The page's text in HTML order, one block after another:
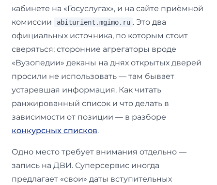
кабинете на «Госуслугах», и на сайте приёмной
комиссии
abiturient.mgimo.ru . Это два
официальных источника, по которым стоит
сверяться; сторонние агрегаторы вроде
«Вузопедии» деканы на днях открытых дверей
просили не использовать — там бывает
устаревшая информация. Как читать
ранжированный список и что делать в
зависимости от позиции — в разборе
конкурсных списков.
Одно место требует внимания отдельно —
запись на ДВИ. Суперсервис иногда
предлагает «свои» даты вступительных